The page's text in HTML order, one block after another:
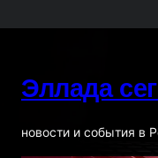
к
Эллада
новости и события в